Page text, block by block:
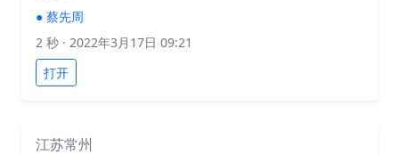
● 蔡先周
2 秒 · 2022年3月17日 09:21
打开
江苏常州